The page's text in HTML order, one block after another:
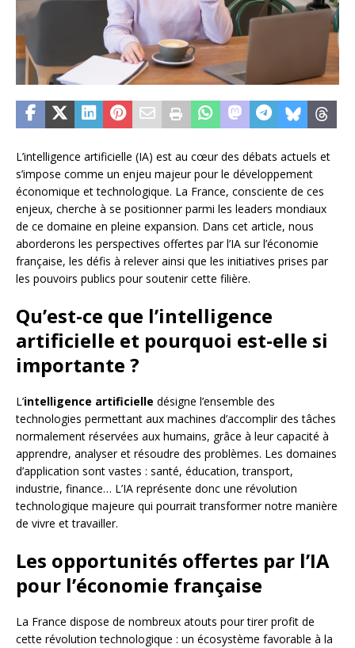
L’intelligence artificielle (IA) est au cœur des débats actuels et
s’impose comme un enjeu majeur pour le développement
économique et technologique. La France, consciente de ces
enjeux, cherche à se positionner parmi les leaders mondiaux
de ce domaine en pleine expansion. Dans cet article, nous
aborderons les perspectives offertes par l’IA sur l’économie
française, les défis à relever ainsi que les initiatives prises par
les pouvoirs publics pour soutenir cette filière.
Qu’est-ce que l’intelligence
artificielle et pourquoi est-elle si
importante ?
L’intelligence artificielle désigne l’ensemble des
technologies permettant aux machines d’accomplir des tâches
normalement réservées aux humains, grâce à leur capacité à
apprendre, analyser et résoudre des problèmes. Les domaines
d’application sont vastes : santé, éducation, transport,
industrie, finance… L’IA représente donc une révolution
technologique majeure qui pourrait transformer notre manière
de vivre et travailler.
Les opportunités offertes par l’IA
pour l’économie française
La France dispose de nombreux atouts pour tirer profit de
cette révolution technologique : un écosystème favorable à la